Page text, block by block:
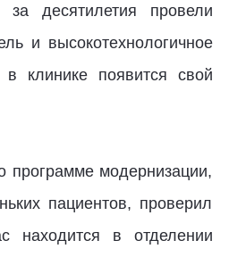
десятилетия провели
и высокотехнологичное
клинике появится свой
программе модернизации,
пациентов, проверил
находится в отделении